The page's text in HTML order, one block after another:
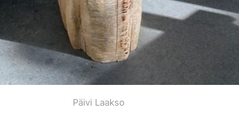
Päivi Laakso